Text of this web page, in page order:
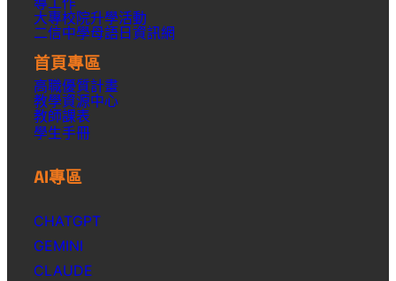
大專校院升學活動
二信中學母語日資訊網
首頁專區
高職優質計畫
教學資源中心
教師課表
學生手冊
AI專區
CHATGPT
GEMINI
CLAUDE